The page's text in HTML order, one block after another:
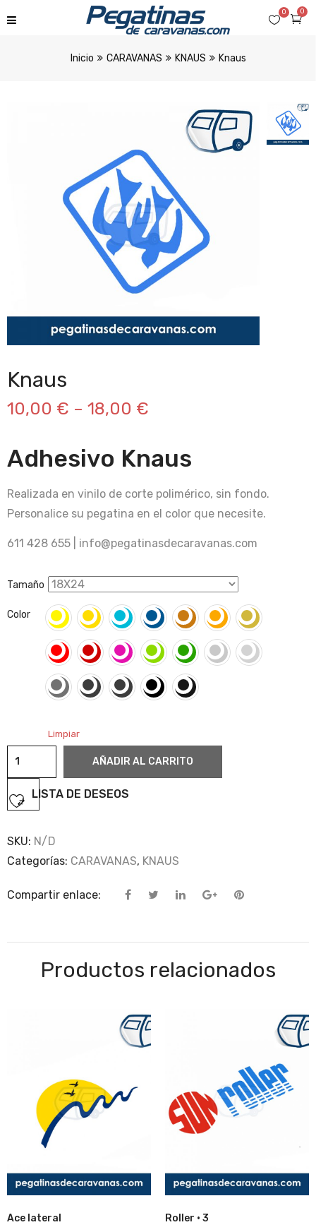
0
0
Inicio CARAVANAS KNAUS Knaus
Knaus
10,00 € – 18,00 €
Adhesivo Knaus
Realizada en vinilo de corte polimérico, sin fondo.
Personalice su pegatina en el color que necesite.
611 428 655 | info@pegatinasdecaravanas.com
Tamaño
Color
Limpiar
Knaus
AÑADIR AL CARRITO
LISTA DE DESEOS
SKU: N/D
Categorías: CARAVANAS, KNAUS
Compartir enlace:
Productos relacionados
Ace lateral
Roller · 3